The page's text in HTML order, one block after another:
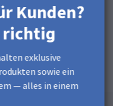
Kunden?
richtig
exklusive
sowie ein
— alles in einem